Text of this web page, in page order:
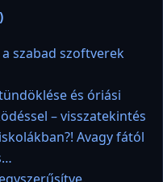
szabad szoftverek
és óriási
– visszatekintés
Avagy fától